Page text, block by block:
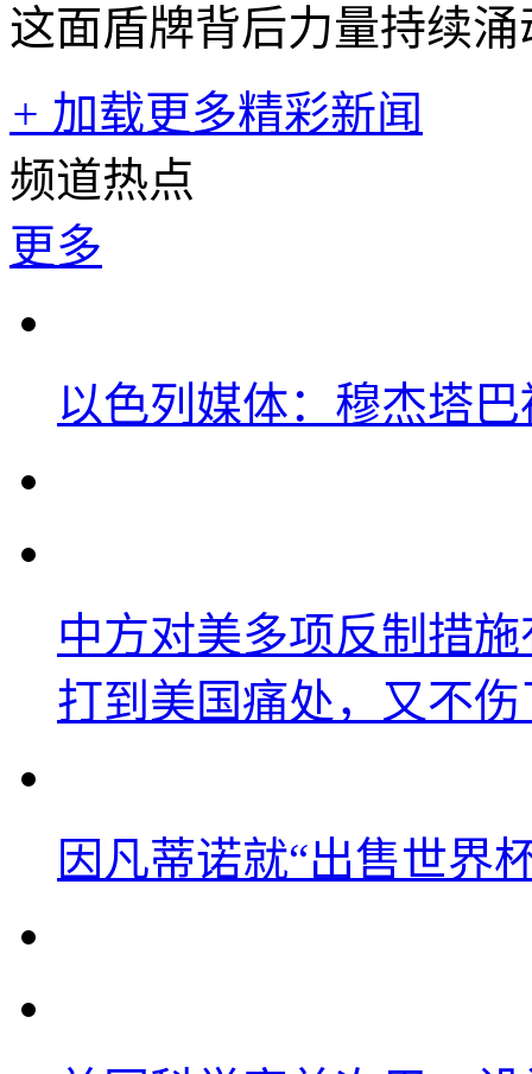
这面盾牌背后力量持续
+ 加载更多精彩新闻
频道热点
更多
以色列媒体：穆杰塔
中方对美多项反制措
打到美国痛处，又不
因凡蒂诺就“出售世界